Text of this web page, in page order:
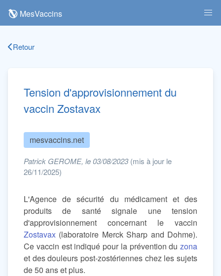
MesVaccins
Retour
Tension d'approvisionnement du
vaccin Zostavax
mesvaccins.net
Patrick GEROME, le 03/08/2023 (mis à jour le
26/11/2025)
L'Agence de sécurité du médicament et des
produits de santé signale une tension
d'approvisionnement concernant le vaccin
Zostavax (laboratoire Merck Sharp and Dohme).
Ce vaccin est indiqué pour la prévention du zona
et des douleurs post-zostériennes chez les sujets
de 50 ans et plus.